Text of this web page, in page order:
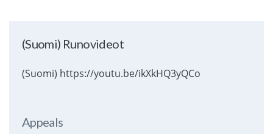
(Suomi) Runovideot
(Suomi) https://youtu.be/ikXkHQ3yQCo
Appeals